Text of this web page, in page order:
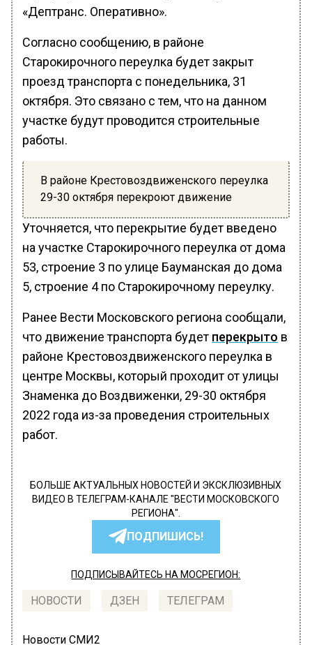
«Дептранс. Оперативно».
Согласно сообщению, в районе
Старокирочного переулка будет закрыт
проезд транспорта с понедельника, 31
октября. Это связано с тем, что на данном
участке будут проводится строительные
работы.
В районе Крестовоздвиженского переулка
29-30 октября перекроют движение
Уточняется, что перекрытие будет введено
на участке Старокирочного переулка от дома
53, строение 3 по улице Бауманская до дома
5, строение 4 по Старокирочному переулку.
Ранее Вести Московского региона сообщали,
что движение транспорта будет перекрыто в
районе Крестовоздвиженского переулка в
центре Москвы, который проходит от улицы
Знаменка до Воздвиженки, 29-30 октября
2022 года из-за проведения строительных
работ.
БОЛЬШЕ АКТУАЛЬНЫХ НОВОСТЕЙ И ЭКСКЛЮЗИВНЫХ
ВИДЕО В ТЕЛЕГРАМ-КАНАЛЕ "ВЕСТИ МОСКОВСКОГО
РЕГИОНА".
ПОДПИШИСЬ!
ПОДПИСЫВАЙТЕСЬ НА МОСРЕГИОН:
НОВОСТИ ДЗЕН ТЕЛЕГРАМ
Новости СМИ2